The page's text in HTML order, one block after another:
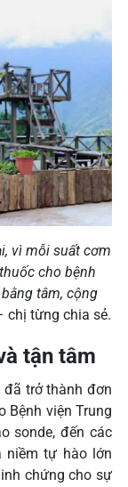
vì mỗi suất cơm
cho bệnh
tâm, cộng
chị từng chia sẻ.
tận tâm
đã trở thành đơn
Bệnh viện Trung
sonde, đến các
niềm tự hào lớn
chứng cho sự